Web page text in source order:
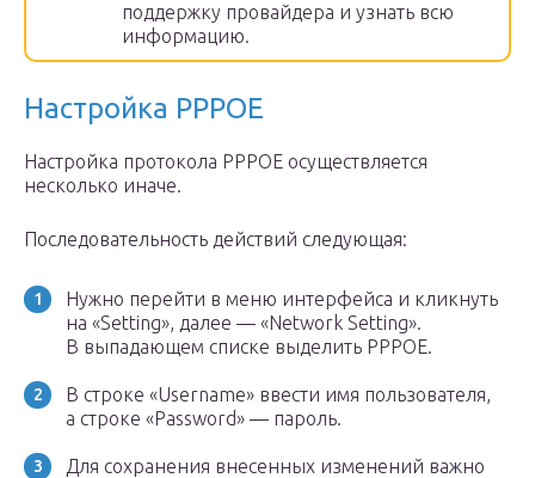
поддержку провайдера и узнать всю
информацию.
Настройка PPPOE
Настройка протокола РРРОЕ осуществляется
несколько иначе.
Последовательность действий следующая:
Нужно перейти в меню интерфейса и кликнуть
на «Setting», далее — «Network Setting».
В выпадающем списке выделить РРРОЕ.
В строке «Username» ввести имя пользователя,
а строке «Password» — пароль.
Для сохранения внесенных изменений важно